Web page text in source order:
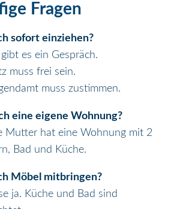
Fragen
sofort einziehen?
es ein Gespräch.
muss frei sein.
muss zustimmen.
eine eigene Wohnung?
Mutter hat eine Wohnung mit 2
Bad und Küche.
Möbel mitbringen?
ja. Küche und Bad sind